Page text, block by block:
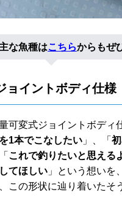
な魚種はこちらからもぜ
ョイントボディ仕様
可変式ジョイントボデ
1本でこなしたい 」、「
これで釣りたいと思える
てほしい 」という想いを
この形状に辿り着いたそ